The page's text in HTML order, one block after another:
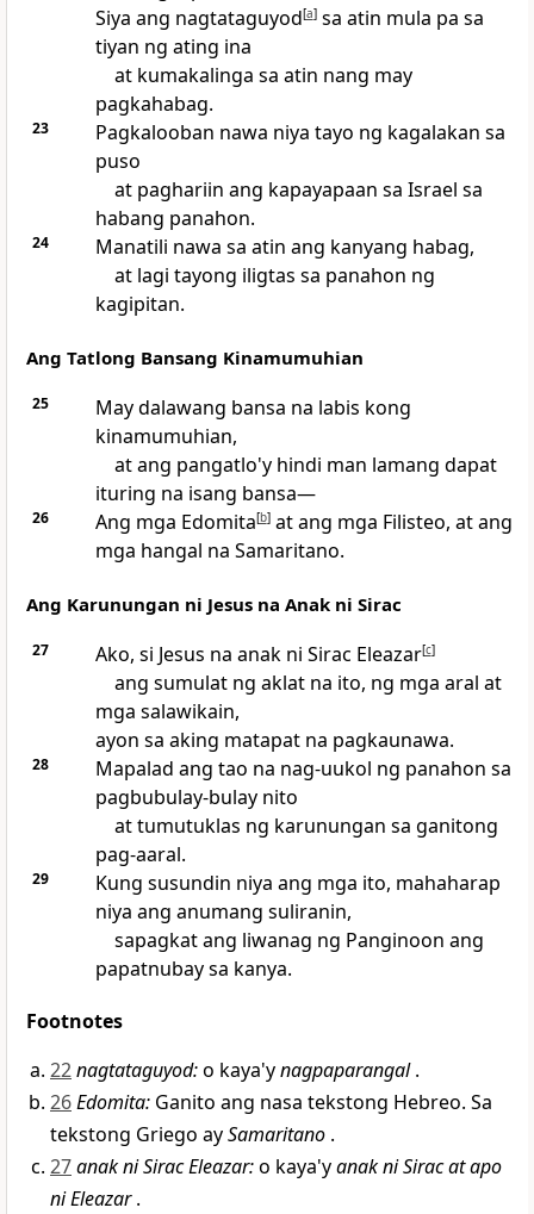
Siya ang nagtataguyod[a]sa atin mula pa sa
tiyan ng ating ina
at kumakalinga sa atin nang may
pagkahabag.
23
Pagkalooban nawa niya tayo ng kagalakan sa
puso
at paghariin ang kapayapaan sa Israel sa
habang panahon.
24
Manatili nawa sa atin ang kanyang habag,
at lagi tayong iligtas sa panahon ng
kagipitan.
Ang Tatlong Bansang Kinamumuhian
25
May dalawang bansa na labis kong
kinamumuhian,
at ang pangatlo'y hindi man lamang dapat
ituring na isang bansa—
26 Ang mga Edomita[b]at ang mga Filisteo, at ang
mga hangal na Samaritano.
Ang Karunungan ni Jesus na Anak ni Sirac
27 Ako, si Jesus na anak ni Sirac Eleazar[c]
ang sumulat ng aklat na ito, ng mga aral at
mga salawikain,
ayon sa aking matapat na pagkaunawa.
28
Mapalad ang tao na nag-uukol ng panahon sa
pagbubulay-bulay nito
at tumutuklas ng karunungan sa ganitong
pag-aaral.
29
Kung susundin niya ang mga ito, mahaharap
niya ang anumang suliranin,
sapagkat ang liwanag ng Panginoon ang
papatnubay sa kanya.
Footnotes
22nagtataguyod:o kaya'ynagpaparangal.
26Edomita: Ganito ang nasa tekstong Hebreo. Sa
tekstong Griego aySamaritano .
27anak ni Sirac Eleazar:o kaya'yanak ni Sirac at apo
ni Eleazar.